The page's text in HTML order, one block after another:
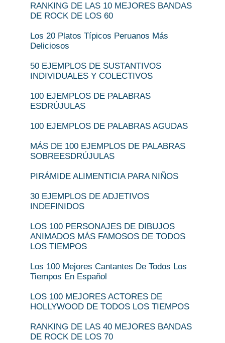
RANKING DE LAS 10 MEJORES BANDAS
DE ROCK DE LOS 60
Los 20 Platos Típicos Peruanos Más
Deliciosos
50 EJEMPLOS DE SUSTANTIVOS
INDIVIDUALES Y COLECTIVOS
100 EJEMPLOS DE PALABRAS
ESDRÚJULAS
100 EJEMPLOS DE PALABRAS AGUDAS
MÁS DE 100 EJEMPLOS DE PALABRAS
SOBREESDRÚJULAS
PIRÁMIDE ALIMENTICIA PARA NIÑOS
30 EJEMPLOS DE ADJETIVOS
INDEFINIDOS
LOS 100 PERSONAJES DE DIBUJOS
ANIMADOS MÁS FAMOSOS DE TODOS
LOS TIEMPOS
Los 100 Mejores Cantantes De Todos Los
Tiempos En Español
LOS 100 MEJORES ACTORES DE
HOLLYWOOD DE TODOS LOS TIEMPOS
RANKING DE LAS 40 MEJORES BANDAS
DE ROCK DE LOS 70